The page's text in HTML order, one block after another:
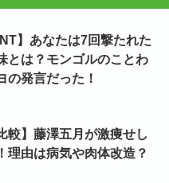
】あなたは7回撃たれた
とは？モンゴルのことわ
の発言だった！
較】藤澤五月が激痩せし
理由は病気や肉体改造？